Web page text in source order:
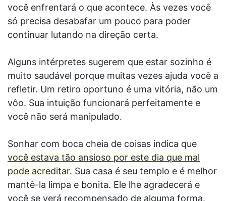
você enfrentará o que acontece. Às vezes você
só precisa desabafar um pouco para poder
continuar lutando na direção certa.
Alguns intérpretes sugerem que estar sozinho é
muito saudável porque muitas vezes ajuda você a
refletir. Um retiro oportuno é uma vitória, não um
vôo. Sua intuição funcionará perfeitamente e
você não será manipulado.
Sonhar com boca cheia de coisas indica que
você estava tão ansioso por este dia que mal
pode acreditar. Sua casa é seu templo e é melhor
mantê-la limpa e bonita. Ele lhe agradecerá e
você se verá recompensado de alguma forma.